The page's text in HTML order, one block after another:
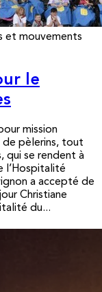
et mouvements
le
mission
de pèlerins, tout
qui se rendent à
l’Hospitalité
a accepté de
Christiane
du...